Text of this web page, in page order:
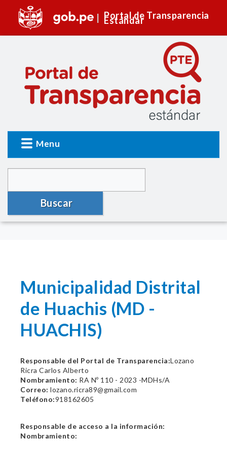
Portal de Transparencia
Estándar
Menu
Buscar
Municipalidad Distrital
de Huachis (MD -
HUACHIS)
Responsable del Portal de Transparencia:Lozano
Ricra Carlos Alberto
Nombramiento: RA Nº 110 - 2023 -MDHs/A
Correo: lozano.ricra89@gmail.com
Teléfono:918162605
Responsable de acceso a la información:
Nombramiento: